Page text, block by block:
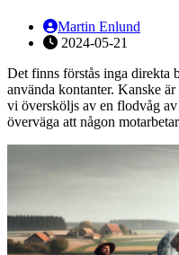
Martin Enlund
2024-05-21
Det finns förstås inga direkta
använda kontanter. Kanske
vi översköljs av en flodvåg
överväga att någon